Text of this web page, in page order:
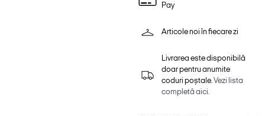
Pay
Articole noi în fiecare zi
Livrarea este disponibilă
doar pentru anumite
coduri poștale.Vezi lista
completă aici.